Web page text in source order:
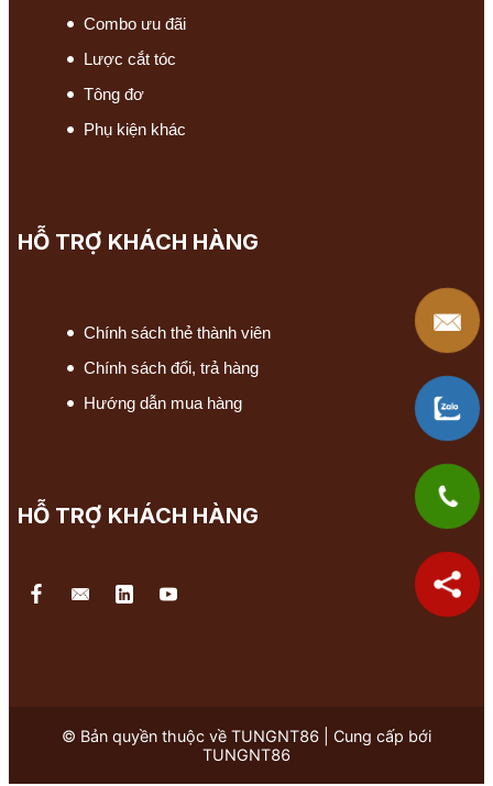
Combo ưu đãi
Lược cắt tóc
Tông đơ
Phụ kiện khác
HỖ TRỢ KHÁCH HÀNG
Chính sách thẻ thành viên
Chính sách đổi, trả hàng
Hướng dẫn mua hàng
HỖ TRỢ KHÁCH HÀNG
© Bản quyền thuộc về TUNGNT86 | Cung cấp bới
TUNGNT86